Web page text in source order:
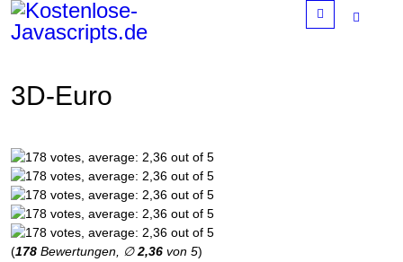
Menu
3D-Euro
(178 Bewertungen, ∅2,36 von 5)